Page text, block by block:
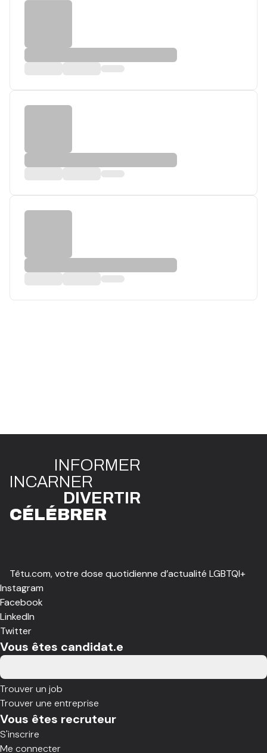
INFORMER
INCARNER
DIVERTIR
CÉLÉBRER
Têtu.com, votre dose quotidienne d’actualité LGBTQI+
Instagram
Facebook
LinkedIn
Twitter
Vous êtes candidat.e
Trouver un job
Trouver une entreprise
Vous êtes recruteur
S'inscrire
Me connecter